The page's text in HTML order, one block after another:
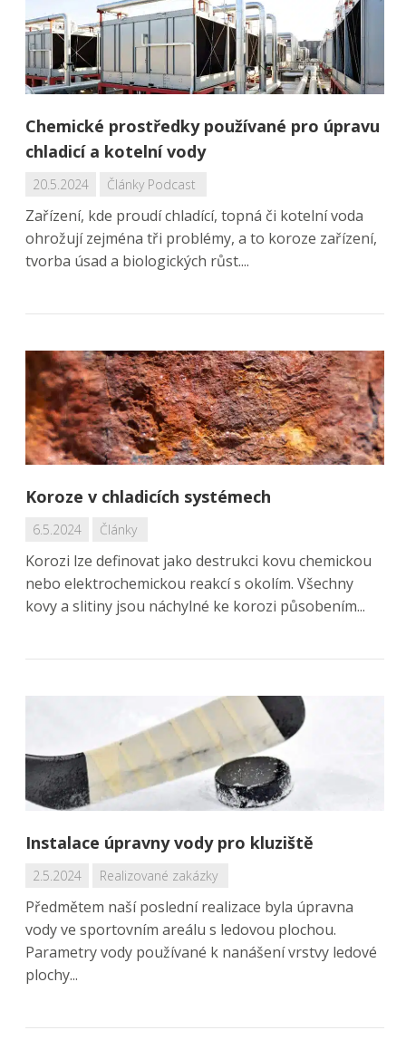
Chemické prostředky používané pro úpravu
chladicí a kotelní vody
20.5.2024 Články Podcast
Zařízení, kde proudí chladící, topná či kotelní voda
ohrožují zejména tři problémy, a to koroze zařízení,
tvorba úsad a biologických růst....
Koroze v chladicích systémech
6.5.2024 Články
Korozi lze definovat jako destrukci kovu chemickou
nebo elektrochemickou reakcí s okolím. Všechny
kovy a slitiny jsou náchylné ke korozi působením...
Instalace úpravny vody pro kluziště
2.5.2024 Realizované zakázky
Předmětem naší poslední realizace byla úpravna
vody ve sportovním areálu s ledovou plochou.
Parametry vody používané k nanášení vrstvy ledové
plochy...